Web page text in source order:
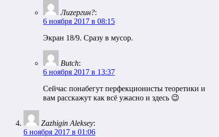
Лиzергин?:
6 ноября 2017 в 08:15
Экран 18/9. Сразу в мусор.
Butch:
6 ноября 2017 в 13:37
Сейчас понабегут перфекционисты теоретики и
вам расскажут как всё ужасно и здесь 😉
Zazhigin Aleksey:
6 ноября 2017 в 01:06